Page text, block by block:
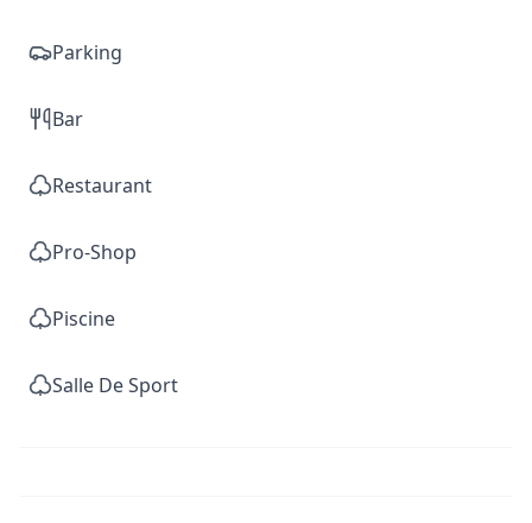
Parking
Bar
Restaurant
Pro-Shop
Piscine
Salle De Sport